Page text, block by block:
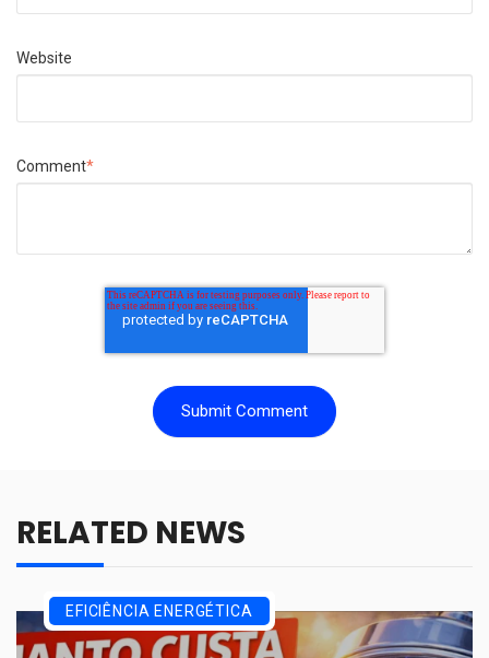
Website
Comment*
RELATED NEWS
EFICIÊNCIA ENERGÉTICA